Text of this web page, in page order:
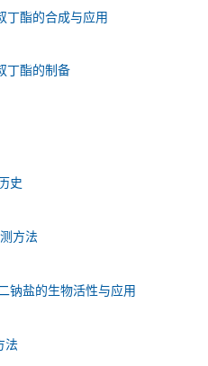
丁酯的合成与应用
丁酯的制备
史
方法
钠盐的生物活性与应用
法